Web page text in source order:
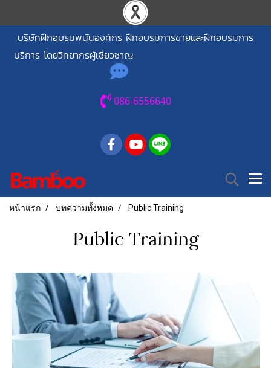
บริษัทฝึกอบรมพนันองค์กร ฝึกอบรมการขายและฝึกอบรมการ
บริการ โดยวิทยากรผู้เชี่ยวชาญ
086-6556640
หน้าแรก บทความทั้งหมด Public Training
Public Training